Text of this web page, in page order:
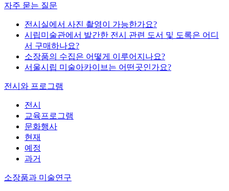
자주 묻는 질문
전시실에서 사진 촬영이 가능한가요?
시립미술관에서 발간한 전시 관련 도서 및 도록은 어디
서 구매하나요?
소장품의 수집은 어떻게 이루어지나요?
서울시립 미술아카이브는 어떤곳인가요?
전시와 프로그램
전시
교육프로그램
문화행사
현재
예정
과거
소장품과 미술연구